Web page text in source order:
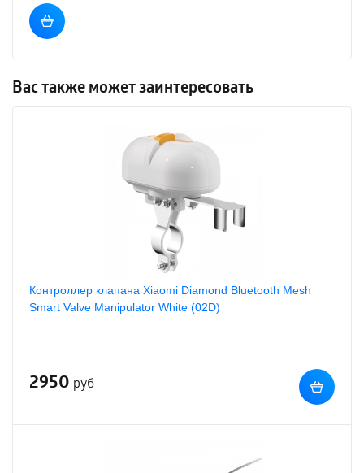
Вас также может заинтересовать
Контроллер клапана Xiaomi Diamond Bluetooth Mesh
Smart Valve Manipulator White (02D)
2950 руб